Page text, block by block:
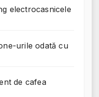
electrocasnicele
urile odată cu
de cafea